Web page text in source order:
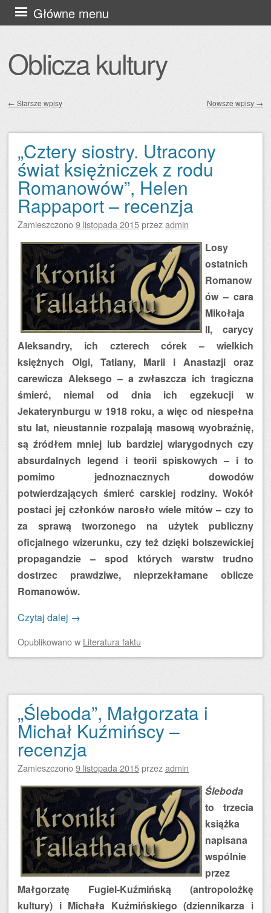
Oblicza kultury
Główne menu
Przejdź
do
← Starsze wpisy Nowsze wpisy →
„Cztery siostry. Utracony
świat księżniczek z rodu
Romanowów”, Helen
Rappaport – recenzja
Zamieszczono9 listopada 2015przezadmin
Losy
ostatnich
Romanow
ów – cara
Mikołaja
II, carycy
Aleksandry, ich czterech córek – wielkich
księżnych Olgi, Tatiany, Marii i Anastazji oraz
carewicza Aleksego – a zwłaszcza ich tragiczna
śmierć, niemal od dnia ich egzekucji w
Jekaterynburgu w 1918 roku, a więc od niespełna
stu lat, nieustannie rozpalają masową wyobraźnię,
są źródłem mniej lub bardziej wiarygodnych czy
absurdalnych legend i teorii spiskowych – i to
pomimo jednoznacznych dowodów
potwierdzających śmierć carskiej rodziny. Wokół
postaci jej członków narosło wiele mitów – czy to
za sprawą tworzonego na użytek publiczny
oficjalnego wizerunku, czy też dzięki bolszewickiej
propagandzie – spod których warstw trudno
dostrzec prawdziwe, nieprzekłamane oblicze
Romanowów.
Czytaj dalej →
Opublikowanow Literatura faktu
„Śleboda”, Małgorzata i
Michał Kuźmińscy –
recenzja
Zamieszczono9 listopada 2015przezadmin
Śleboda
to trzecia
książka
napisana
wspólnie
przez
Małgorzatę Fugiel-Kuźmińską (antropolożkę
kultury) i Michała Kuźmińskiego (dziennikarza i